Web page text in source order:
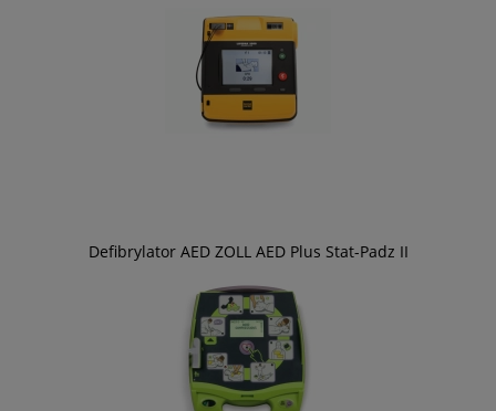
Defibrylator AED ZOLL AED Plus Stat-Padz II